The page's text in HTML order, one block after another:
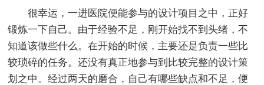
很幸运，一进医院便能参与的设计项目之中，正好
锻炼一下自己。由于经验不足，刚开始找不到头绪，不
知道该做些什么。在开始的时候，主要还是负责一些比
较琐碎的任务。还没有真正地参与到比较完整的设计策
划之中。经过两天的磨合，自己有哪些缺点和不足，便